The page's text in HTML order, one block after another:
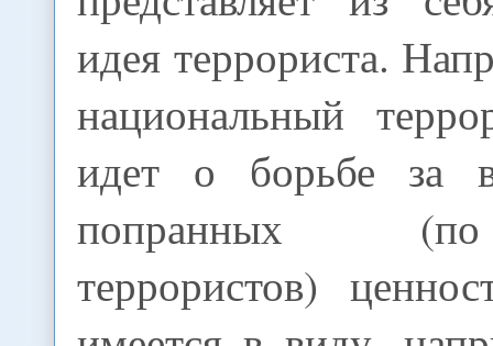
идея террориста.
национальный
идет о борьбе за
попранных
террористов)